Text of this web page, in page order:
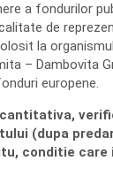
a fondurilor
de
la
– Dambovita
europene.
(dupa
conditie